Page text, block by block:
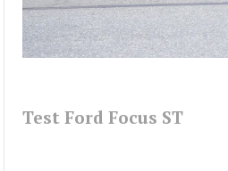
Test Ford Focus ST